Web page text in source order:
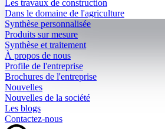
Les travaux de construction
Dans le domaine de l'agriculture
Synthèse personnalisée
Produits sur mesure
Synthèse et traitement
À propos de nous
Profile de l'entreprise
Brochures de l'entreprise
Nouvelles
Nouvelles de la société
Les blogs
Contactez-nous